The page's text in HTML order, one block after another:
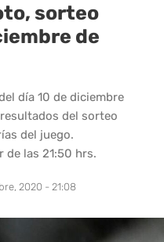
sorteo
de
día 10 de diciembre
del sorteo
del juego.
de las 21:50 hrs.
2020 - 21:08